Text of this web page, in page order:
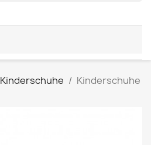
Kinderschuhe
Kinderschuhe